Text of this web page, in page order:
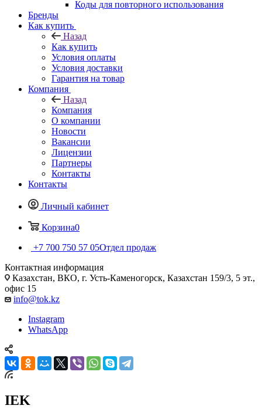
Коды для повторного использования
Бренды
Как купить
Назад
Как купить
Условия оплаты
Условия доставки
Гарантия на товар
Компания
Назад
Компания
О компании
Новости
Вакансии
Лицензии
Партнеры
Контакты
Контакты
Личный кабинет
Корзина0
+7 700 750 57 05Отдел продаж
Контактная информация
Казахстан, ВКО, г. Усть-Каменогорск, Казахстан 159/3, 5 эт.,
офис 15
info@tok.kz
Instagram
WhatsApp
IEK